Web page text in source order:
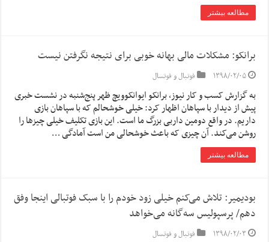
مطالعه بیشتر
برانکو: مشکلات مالی بهانه خوبی برای نتیجه نگرفتن نیست
۱۳۹۸/۰۲/۰۵ فوتبال و فوتسال
به گزارش کسب و کار نیوز، برانکو ایوانکوویچ ظهر پنج‌شنبه در نشست خبری
پیش از دیدار با سپاهان اظهار کرد: خیلی خوشحالم که با سپاهان بازی
داریم. در واقع دومین داربی بزرگ ما است. این بازی تکلیف خیلی چیزها را
روشن می‌کند. آن چیزی که باعث خوشحالی من است آمادگی …
مطالعه بیشتر
بودیمیر: تلاش می‌کنم خیلی زود خودم را با سبک فوتبالی اینجا وفق
دهم/ پرسپولیس سه‌گانه می‌خواهد
۱۳۹۸/۰۲/۰۳ فوتبال و فوتسال